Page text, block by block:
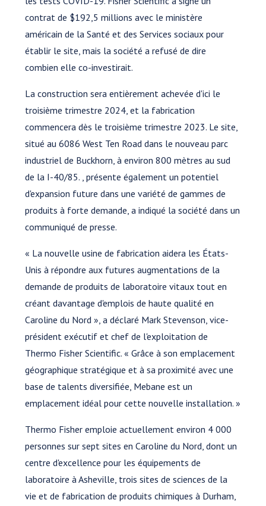
contrat de $192,5 millions avec le ministère
américain de la Santé et des Services sociaux pour
établir le site, mais la société a refusé de dire
combien elle co-investirait.
La construction sera entièrement achevée d'ici le
troisième trimestre 2024, et la fabrication
commencera dès le troisième trimestre 2023. Le site,
situé au 6086 West Ten Road dans le nouveau parc
industriel de Buckhorn, à environ 800 mètres au sud
de la I-40/85. , présente également un potentiel
d'expansion future dans une variété de gammes de
produits à forte demande, a indiqué la société dans un
communiqué de presse.
« La nouvelle usine de fabrication aidera les États-
Unis à répondre aux futures augmentations de la
demande de produits de laboratoire vitaux tout en
créant davantage d'emplois de haute qualité en
Caroline du Nord », a déclaré Mark Stevenson, vice-
président exécutif et chef de l'exploitation de
Thermo Fisher Scientific. « Grâce à son emplacement
géographique stratégique et à sa proximité avec une
base de talents diversifiée, Mebane est un
emplacement idéal pour cette nouvelle installation. »
Thermo Fisher emploie actuellement environ 4 000
personnes sur sept sites en Caroline du Nord, dont un
centre d'excellence pour les équipements de
laboratoire à Asheville, trois sites de sciences de la
vie et de fabrication de produits chimiques à Durham,